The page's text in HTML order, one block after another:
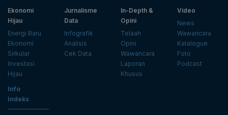
Ekonomi
Hijau
Energi Baru
Ekonomi
Sirkular
Investasi
Hijau
Jurnalisme
Data
Infografik
Analisis
Cek Data
In-Depth &
Opini
Telaah
Opini
Wawancara
Laporan
Khusus
Video
News
Wawancara
Katalogue
Foto
Podcast
Info
Indeks